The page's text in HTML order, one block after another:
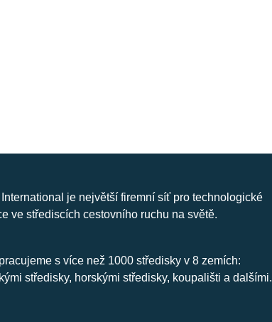
je největší firemní síť pro technologické
ve střediscích cestovního ruchu na světě.
s více než 1000 středisky v 8 zemích:
středisky, horskými středisky, koupališti a dalšími.